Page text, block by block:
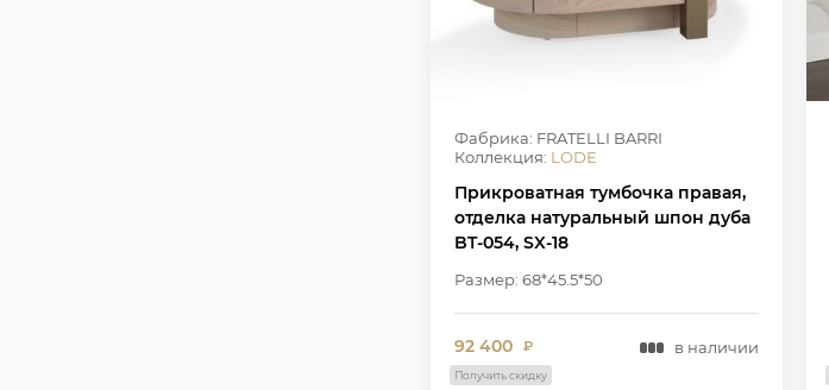
Фабрика: FRATELLI BARRI
Коллекция: LODE
Прикроватная тумбочка правая,
отделка натуральный шпон дуба
BT-054, SX-18
Размер: 68*45.5*50
92 400 ₽ в наличии
Получить скидку